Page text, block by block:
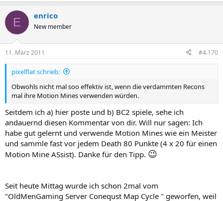
E enrico
New member
11. März 2011 #4.170
pixelflat schrieb:
Obwohls nicht mal soo effektiv ist, wenn die verdammten Recons
mal ihre Motion Mines verwenden würden.
Seitdem ich a) hier poste und b) BC2 spiele, sehe ich
andauernd diesen Kommentar von dir. Will nur sagen: Ich
habe gut gelernt und verwende Motion Mines wie ein Meister
und sammle fast vor jedem Death 80 Punkte (4 x 20 für einen
Motion Mine ASsist). Danke für den Tipp. 😉
Seit heute Mittag wurde ich schon 2mal vom
"OldMenGaming Server Conequst Map Cycle " geworfen, weil